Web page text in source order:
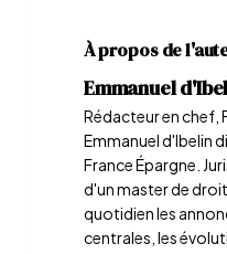
À propos de
Emmanuel
Rédacteur en chef,
Emmanuel d'Ibelin
France Épargne.
d'un master de
quotidien les
centrales, les